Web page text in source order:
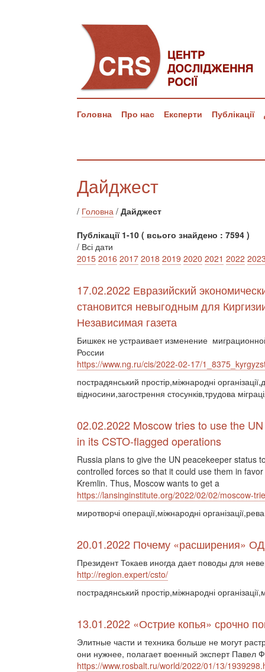
Головна Про нас Експерти Публікації
Дайджест
/ Головна / Дайджест
Публікації 1-10 ( всього знайдено : 7594 )
/ Всі дати
2015 2016 2017 2018 2019 2020 2021 2022
17.02.2022 Евразийский
становится невыгодным для
Независимая газета
Бишкек не устраивает изменение
России
https://www.ng.ru/cis/2022-02-17/
пострадянський простір,міжнародні
відносини,загострення стосунків,трудова
02.02.2022 Moscow tries to use the
in its CSTO-flagged operations
Russia plans to give the UN peacekeeper status
controlled forces so that it could use them in
Kremlin. Thus, Moscow wants to get a
https://lansinginstitute.org/2022/02/02/moscow-
миротворчі операції,міжнародні
20.01.2022 Почему «расширения»
Президент Токаев иногда дает поводы для
http://region.expert/csto/
пострадянський простір,міжнародні
13.01.2022 «Острие копья» срочно
Элитные части и техника больше не могут
они нужнее, полагает военный эксперт Павел
https://www.rosbalt.ru/world/2022/01/13/